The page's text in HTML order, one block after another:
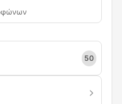
50